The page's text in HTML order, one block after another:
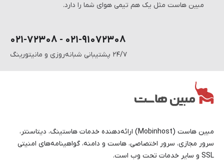
مبین هاست مثل یک هم تیمی هوای شما را دارد.
۰۲۱-۹۱۰۷۲۳۰۸ - ۰۲۱-۷۲۳۰۸
۲۴/۷ پشتیبانی شبانه‌روزی و مانیتورینگ
مبین هاست (Mobinhost) ارائه‌دهنده خدمات هاستینگ، دیتاسنتر،
سرور مجازی، سرور اختصاصی، هاست و دامنه، گواهینامه‌های امنیتی
SSL و سایر خدمات تحت وب است.